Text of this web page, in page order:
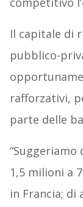
Il capitale di
pubblico-
rafforzativi,
parte delle
1,5 milioni a
in Francia; di